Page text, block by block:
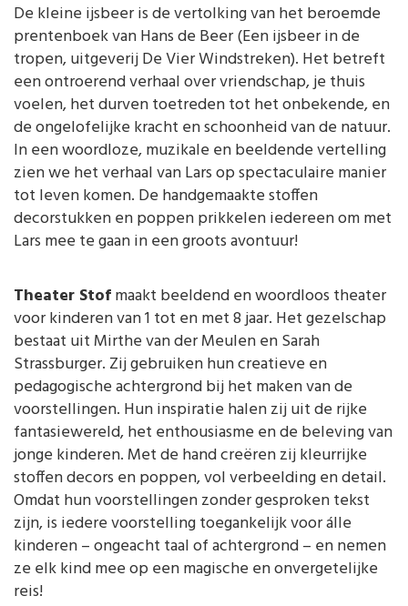
De kleine ijsbeer is de vertolking van het beroemde
prentenboek van Hans de Beer (Een ijsbeer in de
tropen, uitgeverij De Vier Windstreken). Het betreft
een ontroerend verhaal over vriendschap, je thuis
voelen, het durven toetreden tot het onbekende, en
de ongelofelijke kracht en schoonheid van de natuur.
In een woordloze, muzikale en beeldende vertelling
zien we het verhaal van Lars op spectaculaire manier
tot leven komen. De handgemaakte stoffen
decorstukken en poppen prikkelen iedereen om met
Lars mee te gaan in een groots avontuur!
Theater Stofmaakt beeldend en woordloos theater
voor kinderen van 1 tot en met 8 jaar. Het gezelschap
bestaat uit Mirthe van der Meulen en Sarah
Strassburger. Zij gebruiken hun creatieve en
pedagogische achtergrond bij het maken van de
voorstellingen. Hun inspiratie halen zij uit de rijke
fantasiewereld, het enthousiasme en de beleving van
jonge kinderen. Met de hand creëren zij kleurrijke
stoffen decors en poppen, vol verbeelding en detail.
Omdat hun voorstellingen zonder gesproken tekst
zijn, is iedere voorstelling toegankelijk voor álle
kinderen – ongeacht taal of achtergrond – en nemen
ze elk kind mee op een magische en onvergetelijke
reis!